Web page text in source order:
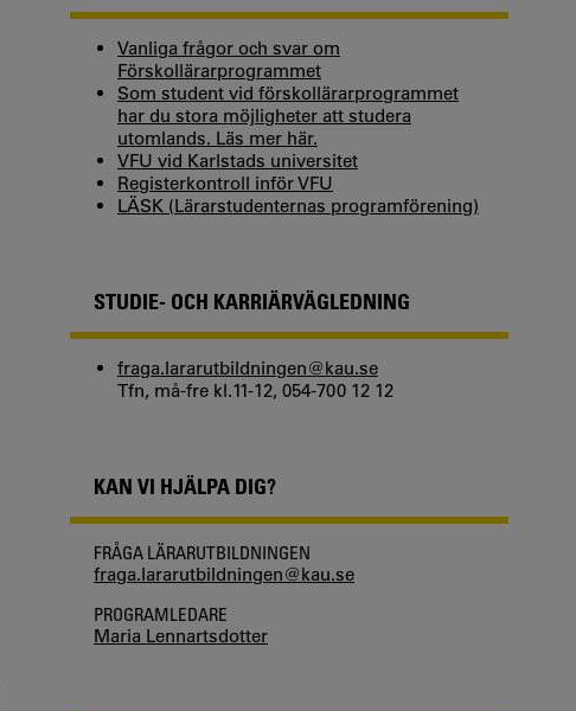
Vanliga frågor och svar om
Förskollärarprogrammet
Som student vid förskollärarprogrammet
har du stora möjligheter att studera
utomlands. Läs mer här.
VFU vid Karlstads universitet
Registerkontroll inför VFU
LÄSK (Lärarstudenternas programförening)
STUDIE- OCH KARRIÄRVÄGLEDNING
fraga.lararutbildningen@kau.se
Tfn, må-fre kl.11-12, 054-700 12 12
KAN VI HJÄLPA DIG?
FRÅGA LÄRARUTBILDNINGEN
fraga.lararutbildningen@kau.se
PROGRAMLEDARE
Maria Lennartsdotter